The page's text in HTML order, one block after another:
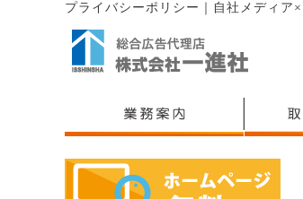
プライバシーポリシー 自社メディア